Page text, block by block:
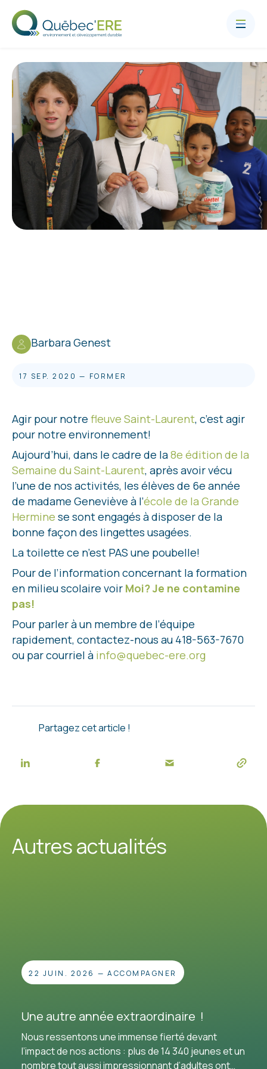
Barbara Genest
17 SEP. 2020 — FORMER
Agir pour notre fleuve Saint-Laurent, c’est agir
pour notre environnement!
Aujourd’hui, dans le cadre de la8e édition de la
Semaine du Saint-Laurent, après avoir vécu
l’une de nos activités, les élèves de 6e année
de madame Geneviève à l’école de la Grande
Hermine se sont engagés à disposer de la
bonne façon des lingettes usagées.
La toilette ce n’est PAS une poubelle!
Pour de l’information concernant la formation
en milieu scolaire voir Moi? Je ne contamine
pas!
Pour parler à un membre de l’équipe
rapidement, contactez-nous au 418-563-7670
ou par courriel à info@quebec-ere.org
Partagez cet article !
Autres actualités
22 JUIN. 2026 — ACCOMPAGNER
Une autre année extraordinaire !
Nous ressentons une immense fierté devant
l’impact de nos actions : plus de 14 340 jeunes et un
nombre tout aussi impressionnant d’adultes ont